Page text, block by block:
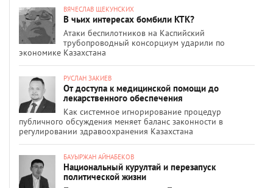
ВЯЧЕСЛАВ ЩЕКУНСКИХ
В чьих интересах бомбили КТК?
Атаки беспилотников на Каспийский
трубопроводный консорциум ударили по
экономике Казахстана
РУСЛАН ЗАКИЕВ
От доступа к медицинской помощи до
лекарственного обеспечения
Как системное игнорирование процедур
публичного обсуждения меняет баланс законности в
регулировании здравоохранения Казахстана
БАУЫРЖАН АЙНАБЕКОВ
Национальный курултай и перезапуск
политической жизни